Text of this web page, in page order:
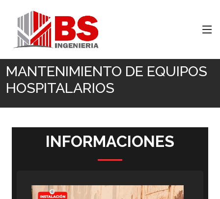
MANTENIMIENTO DE EQUIPOS
HOSPITALARIOS
INFORMACIONES